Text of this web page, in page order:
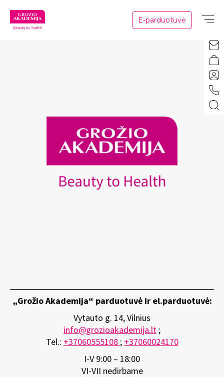
E-parduotuvė
„Grožio Akademija“ parduotuvė ir el.parduotuvė:
Vytauto g. 14, Vilnius
info@grozioakademija.lt ;
Tel.: +37060555108 ; +37060024170
I-V 9:00 – 18:00
VI-VII nedirbame